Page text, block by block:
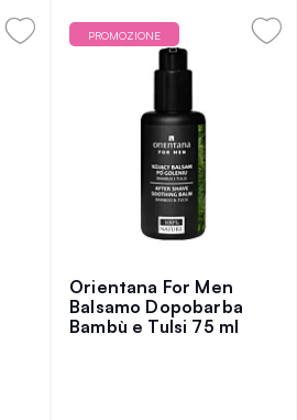
PROMOZIONE
Orientana For Men
Balsamo Dopobarba
Bambù e Tulsi 75 ml